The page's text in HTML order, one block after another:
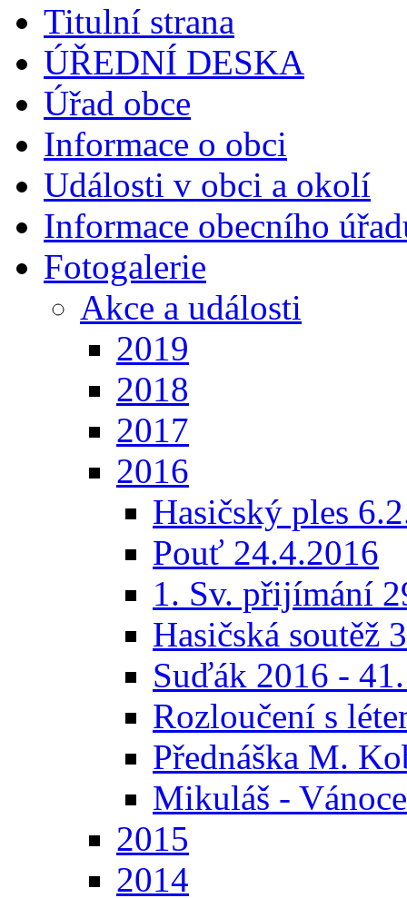
Titulní strana
ÚŘEDNÍ DESKA
Úřad obce
Informace o obci
Události v obci a okolí
Informace obecního
Fotogalerie
Akce a události
2019
2018
2017
2016
Hasičský ples
Pouť 24.4.2016
1. Sv. přijímání
Hasičská soutěž
Suďák 2016 -
Rozloučení s
Přednáška M.
Mikuláš -
2015
2014